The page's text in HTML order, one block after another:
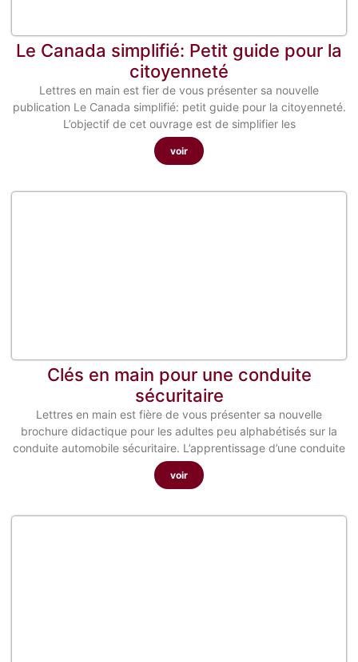
Le Canada simplifié: Petit guide pour la
citoyenneté
Lettres en main est fier de vous présenter sa nouvelle
publication Le Canada simplifié: petit guide pour la citoyenneté.
L’objectif de cet ouvrage est de simplifier les
voir
Clés en main pour une conduite
sécuritaire
Lettres en main est fière de vous présenter sa nouvelle
brochure didactique pour les adultes peu alphabétisés sur la
conduite automobile sécuritaire. L’apprentissage d’une conduite
voir